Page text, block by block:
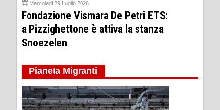
Mercoledì 29 Luglio 2026
Fondazione Vismara De Petri ETS:
a Pizzighettone è attiva la stanza
Snoezelen
Pianeta Migranti